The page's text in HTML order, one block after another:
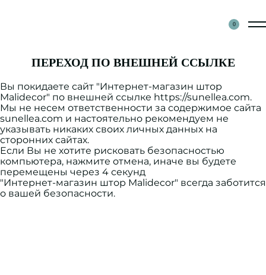
0
ПЕРЕХОД ПО ВНЕШНЕЙ ССЫЛКЕ
Вы покидаете сайт "Интернет-магазин штор
Malidecor" по внешней ссылке https://sunellea.com.
Мы не несем ответственности за содержимое сайта
sunellea.com и настоятельно рекомендуем не
указывать никаких своих личных данных на
сторонних сайтах.
Если Вы не хотите рисковать безопасностью
компьютера, нажмите отмена, иначе вы будете
перемещены через 4 секунд
"Интернет-магазин штор Malidecor" всегда заботится
о вашей безопасности.